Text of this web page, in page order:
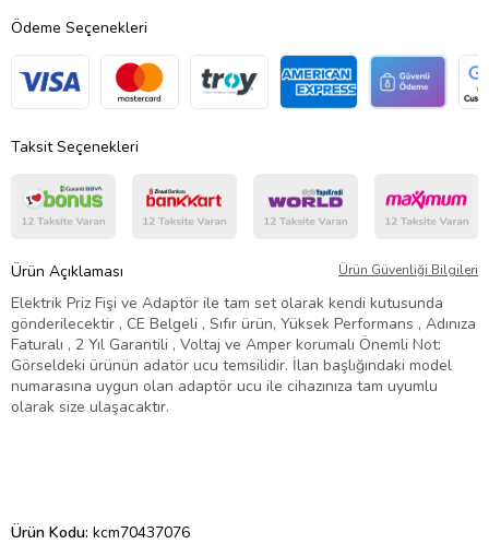
Ödeme Seçenekleri
Taksit Seçenekleri
Ürün Açıklaması Ürün Güvenliği Bilgileri
Elektrik Priz Fişi ve Adaptör ile tam set olarak kendi kutusunda
gönderilecektir , CE Belgeli , Sıfır ürün, Yüksek Performans , Adınıza
Faturalı , 2 Yıl Garantili , Voltaj ve Amper korumalı Önemli Not:
Görseldeki ürünün adatör ucu temsilidir. İlan başlığındaki model
numarasına uygun olan adaptör ucu ile cihazınıza tam uyumlu
olarak size ulaşacaktır.
Ürün Kodu: kcm70437076